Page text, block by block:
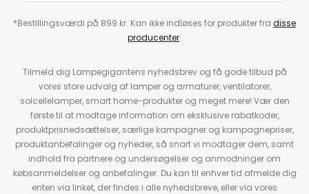
*Bestillingsværdi på 899 kr. Kan ikke indløses for produkter fra disse
producenter.
Tilmeld dig Lampegigantens nyhedsbrev og få gode tilbud på
vores store udvalg af lamper og armaturer, ventilatorer,
solcellelamper, smart home-produkter og meget mere! Vær den
første til at modtage information om eksklusive rabatkoder,
produktprisnedsættelser, særlige kampagner og kampagnepriser,
produktanbefalinger og nyheder, så snart vi modtager dem, samt
indhold fra partnere og undersøgelser og anmodninger om
købsanmeldelser og anbefalinger. Du kan til enhver tid afmelde dig
enten via linket, der findes i alle nyhedsbreve, eller via vores